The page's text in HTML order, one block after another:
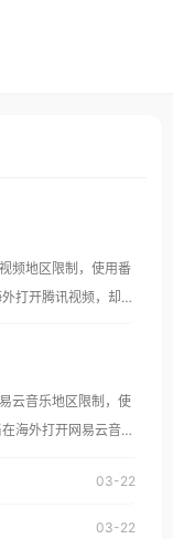
频地区限制，使用番
及版权限制问题，且
「海外用户收听腾讯
、欧洲等国家和地区
云音乐地区限制，使
国家和地区时，网易
03-22
03-22